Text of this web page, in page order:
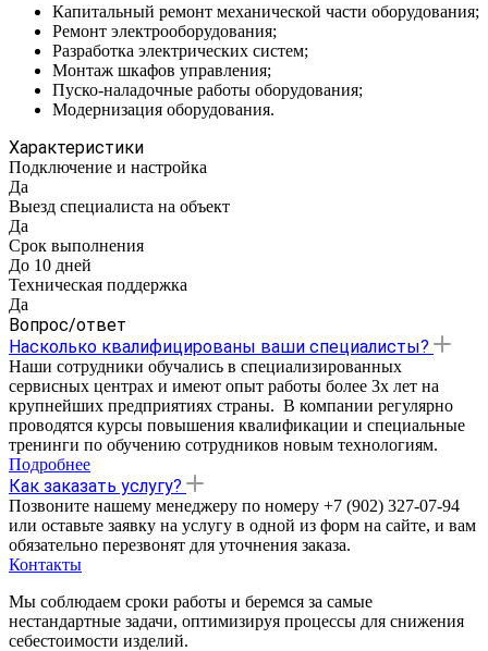
Капитальный ремонт механической части оборудования;
Ремонт электрооборудования;
Разработка электрических систем;
Монтаж шкафов управления;
Пуско-наладочные работы оборудования;
Модернизация оборудования.
Характеристики
Подключение и настройка
Да
Выезд специалиста на объект
Да
Срок выполнения
До 10 дней
Техническая поддержка
Да
Вопрос/ответ
Насколько квалифицированы ваши специалисты?
Наши сотрудники обучались в специализированных
сервисных центрах и имеют опыт работы более 3х лет на
крупнейших предприятиях страны. В компании регулярно
проводятся курсы повышения квалификации и специальные
тренинги по обучению сотрудников новым технологиям.
Подробнее
Как заказать услугу?
Позвоните нашему менеджеру по номеру +7 (902) 327-07-94
или оставьте заявку на услугу в одной из форм на сайте, и вам
обязательно перезвонят для уточнения заказа.
Контакты
Мы соблюдаем сроки работы и беремся за самые
нестандартные задачи, оптимизируя процессы для снижения
себестоимости изделий.